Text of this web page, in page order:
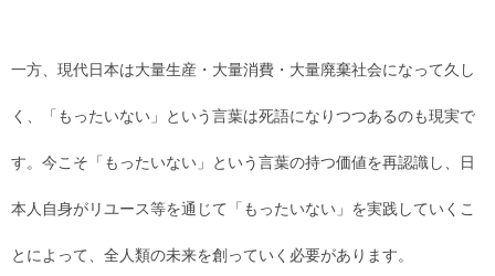
一方、現代日本は大量生産・大量消費・大量廃棄社会になって久し
く、「もったいない」という言葉は死語になりつつあるのも現実で
す。今こそ「もったいない」という言葉の持つ価値を再認識し、日
本人自身がリユース等を通じて「もったいない」を実践していくこ
とによって、全人類の未来を創っていく必要があります。